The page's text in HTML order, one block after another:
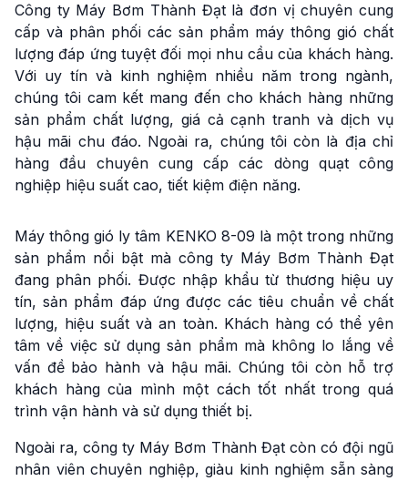
Công ty Máy Bơm Thành Đạt là đơn vị chuyên cung
cấp và phân phối các sản phẩm máy thông gió chất
lượng đáp ứng tuyệt đối mọi nhu cầu của khách hàng.
Với uy tín và kinh nghiệm nhiều năm trong ngành,
chúng tôi cam kết mang đến cho khách hàng những
sản phẩm chất lượng, giá cả cạnh tranh và dịch vụ
hậu mãi chu đáo. Ngoài ra, chúng tôi còn là địa chỉ
hàng đầu chuyên cung cấp các dòng quạt công
nghiệp hiệu suất cao, tiết kiệm điện năng.
Máy thông gió ly tâm KENKO 8-09 là một trong những
sản phẩm nổi bật mà công ty Máy Bơm Thành Đạt
đang phân phối. Được nhập khẩu từ thương hiệu uy
tín, sản phẩm đáp ứng được các tiêu chuẩn về chất
lượng, hiệu suất và an toàn. Khách hàng có thể yên
tâm về việc sử dụng sản phẩm mà không lo lắng về
vấn đề bảo hành và hậu mãi. Chúng tôi còn hỗ trợ
khách hàng của mình một cách tốt nhất trong quá
trình vận hành và sử dụng thiết bị.
Ngoài ra, công ty Máy Bơm Thành Đạt còn có đội ngũ
nhân viên chuyên nghiệp, giàu kinh nghiệm sẵn sàng